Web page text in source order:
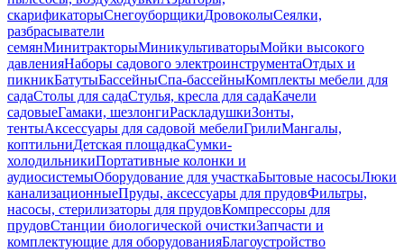
скарификаторыСнегоуборщикиДровоколыСеялки,
разбрасыватели
семянМинитракторыМиникультиваторыМойки высокого
давленияНаборы садового электроинструментаОтдых и
пикникБатутыБассейныСпа-бассейныКомплекты мебели для
садаСтолы для садаСтулья, кресла для садаКачели
садовыеГамаки, шезлонгиРаскладушкиЗонты,
тентыАксессуары для садовой мебелиГрилиМангалы,
коптильниДетская площадкаСумки-
холодильникиПортативные колонки и
аудиосистемыОборудование для участкаБытовые насосыЛюки
канализационныеПруды, аксессуары для прудовФильтры,
насосы, стерилизаторы для прудовКомпрессоры для
прудовСтанции биологической очисткиЗапчасти и
комплектующие для оборудованияБлагоустройство